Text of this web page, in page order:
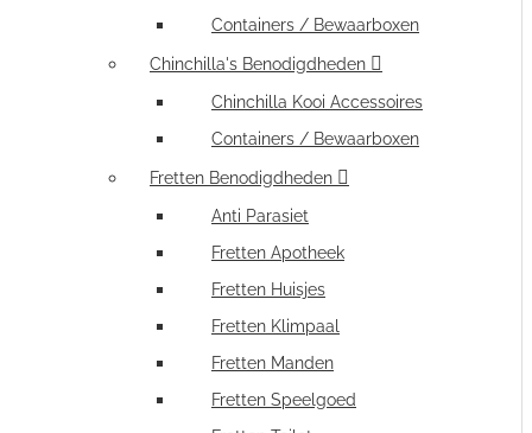
Containers / Bewaarboxen
Chinchilla's Benodigdheden
Chinchilla Kooi Accessoires
Containers / Bewaarboxen
Fretten Benodigdheden
Anti Parasiet
Fretten Apotheek
Fretten Huisjes
Fretten Klimpaal
Fretten Manden
Fretten Speelgoed